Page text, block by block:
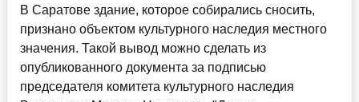
В Саратове здание, которое собирались сносить,
признано объектом культурного наследия местного
значения. Такой вывод можно сделать из
опубликованного документа за подписью
председателя комитета культурного наследия